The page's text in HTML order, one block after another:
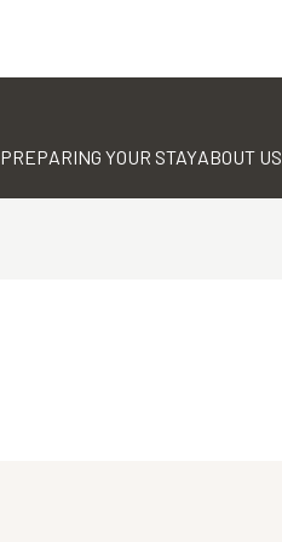
PREPARING YOUR STAYABOUT US